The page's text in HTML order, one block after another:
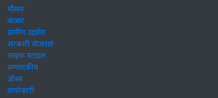
मौसम
बाजार
ग्रामीण उद्द्योग
सरकारी योजनाएं
लाइफ स्टाइल
सम्पादकीय
जॉब्स
डायरेक्टरी